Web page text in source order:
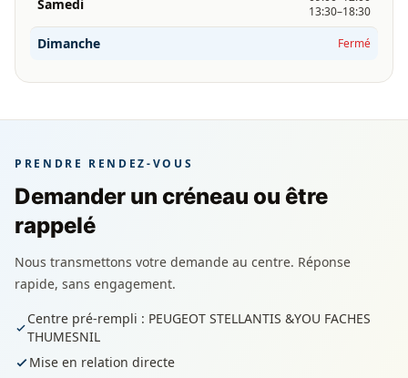
Samedi
13:30–18:30
Dimanche Fermé
PRENDRE RENDEZ-VOUS
Demander un créneau ou être
rappelé
Nous transmettons votre demande au centre. Réponse
rapide, sans engagement.
Centre pré-rempli : PEUGEOT STELLANTIS &YOU FACHES
THUMESNIL
Mise en relation directe